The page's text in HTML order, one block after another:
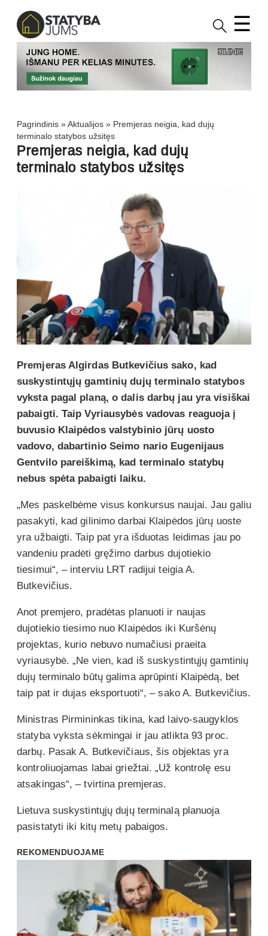
☰
Pagrindinis »Aktualijos » Premjeras neigia, kad dujų
terminalo statybos užsitęs
Premjeras neigia, kad dujų
terminalo statybos užsitęs
Premjeras Algirdas Butkevičius sako, kad
suskystintųjų gamtinių dujų terminalo statybos
vyksta pagal planą, o dalis darbų jau yra visiškai
pabaigti. Taip Vyriausybės vadovas reaguoja į
buvusio Klaipėdos valstybinio jūrų uosto
vadovo, dabartinio Seimo nario Eugenijaus
Gentvilo pareiškimą, kad terminalo statybų
nebus spėta pabaigti laiku.
„Mes paskelbėme visus konkursus naujai. Jau galiu
pasakyti, kad gilinimo darbai Klaipėdos jūrų uoste
yra užbaigti. Taip pat yra išduotas leidimas jau po
vandeniu pradėti gręžimo darbus dujotiekio
tiesimui“, – interviu LRT radijui teigia A.
Butkevičius.
Anot premjero, pradėtas planuoti ir naujas
dujotiekio tiesimo nuo Klaipėdos iki Kuršėnų
projektas, kurio nebuvo numačiusi praeita
vyriausybė. „Ne vien, kad iš suskystintųjų gamtinių
dujų terminalo būtų galima aprūpinti Klaipėdą, bet
taip pat ir dujas eksportuoti“, – sako A. Butkevičius.
Ministras Pirmininkas tikina, kad laivo-saugyklos
statyba vyksta sėkmingai ir jau atlikta 93 proc.
darbų. Pasak A. Butkevičiaus, šis objektas yra
kontroliuojamas labai griežtai. „Už kontrolę esu
atsakingas“, – tvirtina premjeras.
Lietuva suskystintųjų dujų terminalą planuoja
pasistatyti iki kitų metų pabaigos.
REKOMENDUOJAME